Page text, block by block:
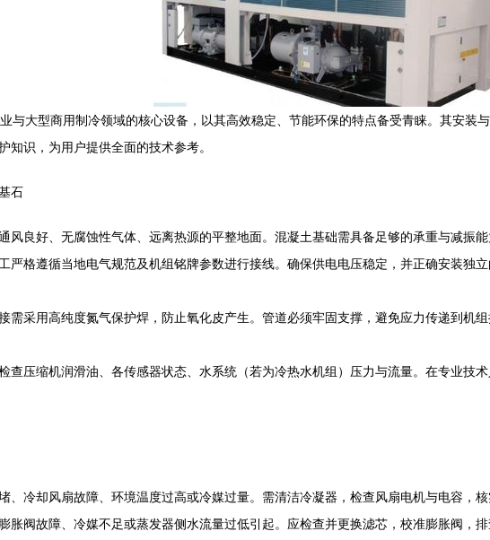
与大型商用制冷领域的核心设备，以其高效稳定、节能环保的特点备受青睐。其安装
知识，为用户提供全面的技术参考。
石
风良好、无腐蚀性气体、远离热源的平整地面。混凝土基础需具备足够的承重与减振
严格遵循当地电气规范及机组铭牌参数进行接线。确保供电电压稳定，并正确安装独
需采用高纯度氮气保护焊，防止氧化皮产生。管道必须牢固支撑，避免应力传递到机
查压缩机润滑油、各传感器状态、水系统（若为冷热水机组）压力与流量。在专业技
、冷却风扇故障、环境温度过高或冷媒过量。需清洁冷凝器，检查风扇电机与电容，核
胀阀故障、冷媒不足或蒸发器侧水流量过低引起。应检查并更换滤芯，校准膨胀阀，